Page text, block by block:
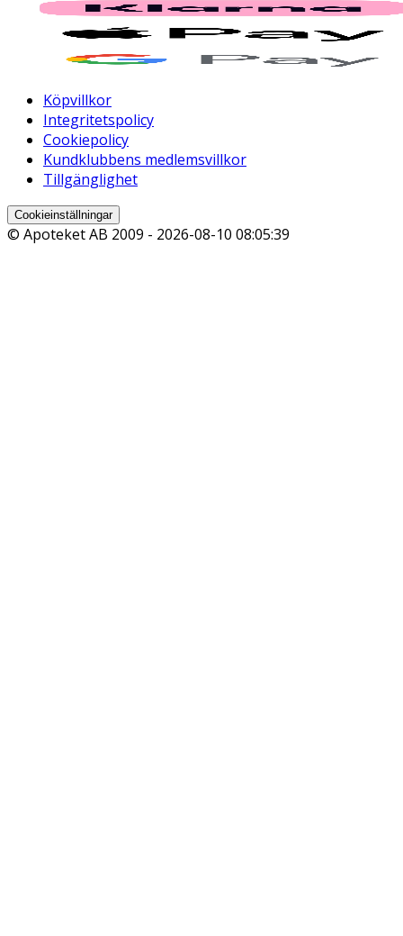
Köpvillkor
Integritetspolicy
Cookiepolicy
Kundklubbens medlemsvillkor
Tillgänglighet
Cookieinställningar
© Apoteket AB 2009 - 2026-08-10 08:05:39